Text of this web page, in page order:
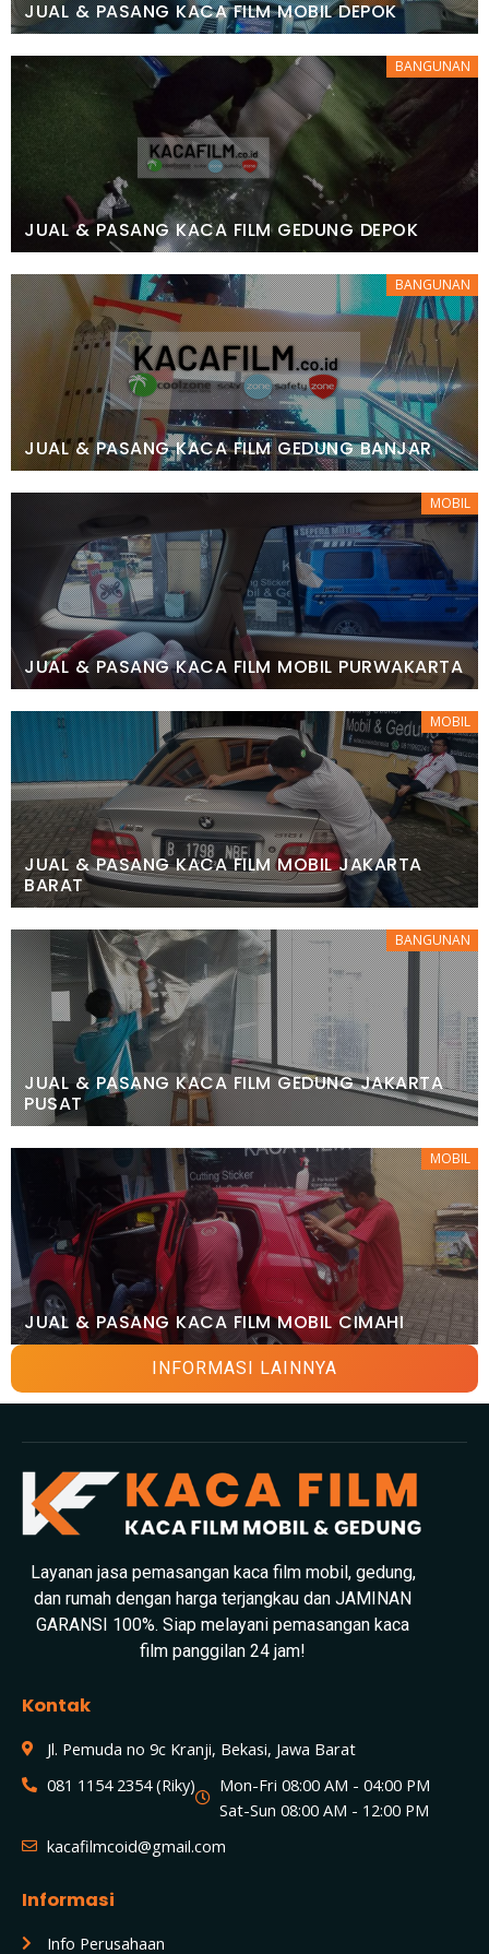
JUAL & PASANG KACA FILM MOBIL DEPOK
BANGUNAN
JUAL & PASANG KACA FILM GEDUNG DEPOK
BANGUNAN
JUAL & PASANG KACA FILM GEDUNG BANJAR
MOBIL
JUAL & PASANG KACA FILM MOBIL PURWAKARTA
MOBIL
JUAL & PASANG KACA FILM MOBIL JAKARTA
BARAT
BANGUNAN
JUAL & PASANG KACA FILM GEDUNG JAKARTA
PUSAT
MOBIL
JUAL & PASANG KACA FILM MOBIL CIMAHI
INFORMASI LAINNYA
Layanan jasa pemasangan kaca film mobil, gedung,
dan rumah dengan harga terjangkau dan JAMINAN
GARANSI 100%. Siap melayani pemasangan kaca
film panggilan 24 jam!
Kontak
Jl. Pemuda no 9c Kranji, Bekasi, Jawa Barat
081 1154 2354 (Riky)
Mon-Fri 08:00 AM - 04:00 PM
Sat-Sun 08:00 AM - 12:00 PM
kacafilmcoid@gmail.com
Informasi
Info Perusahaan